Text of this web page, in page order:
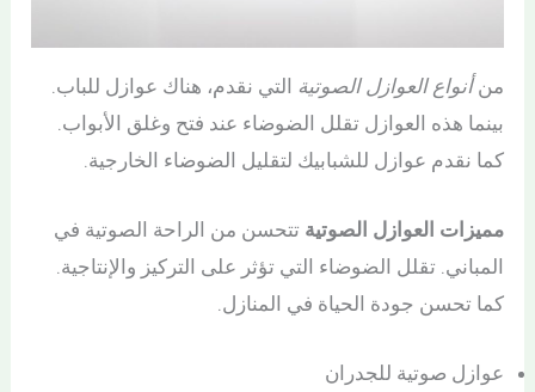
منأنواع العوازل الصوتية التي نقدم، هناك عوازل للباب.
بينما هذه العوازل تقلل الضوضاء عند فتح وغلق الأبواب.
كما نقدم عوازل للشبابيك لتقليل الضوضاء الخارجية.
مميزات العوازل الصوتية تتحسن من الراحة الصوتية في
المباني. تقلل الضوضاء التي تؤثر على التركيز والإنتاجية.
كما تحسن جودة الحياة في المنازل.
عوازل صوتية للجدران